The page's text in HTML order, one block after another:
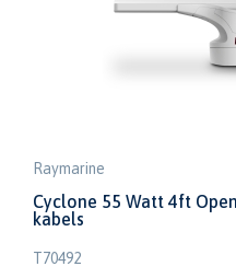
Raymarine
Cyclone 55 Watt 4ft
kabels
T70492